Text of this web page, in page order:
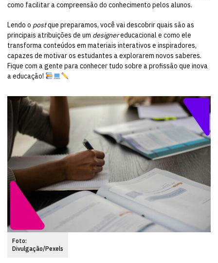
como facilitar a compreensão do conhecimento pelos alunos.
Lendo o postque preparamos, você vai descobrir quais são as
principais atribuições de um designereducacional e como ele
transforma conteúdos em materiais interativos e inspiradores,
capazes de motivar os estudantes a explorarem novos saberes.
Fique com a gente para conhecer tudo sobre a profissão que inova
a educação!
Foto:
Divulgação/Pexels